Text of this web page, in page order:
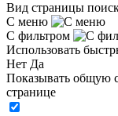
Вид страницы
С меню
С фильтром
Использовать
Нет Да
Показывать общую
странице